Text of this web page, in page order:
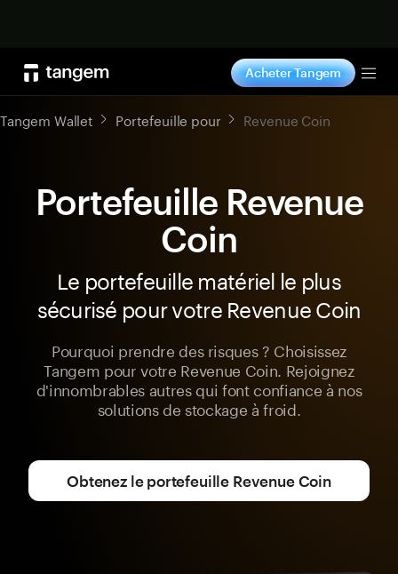
Acheter Tangem
Tangem Wallet Portefeuille pour Revenue Coin
Portefeuille Revenue
Coin
Le portefeuille matériel le plus
sécurisé pour votre Revenue Coin
Pourquoi prendre des risques ? Choisissez
Tangem pour votre Revenue Coin. Rejoignez
d'innombrables autres qui font confiance à nos
solutions de stockage à froid.
Obtenez le portefeuille Revenue Coin